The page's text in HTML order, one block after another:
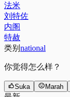
法米
刘特佐
内阁
特赦
类别 national
你觉得怎么样？
Suka Marah